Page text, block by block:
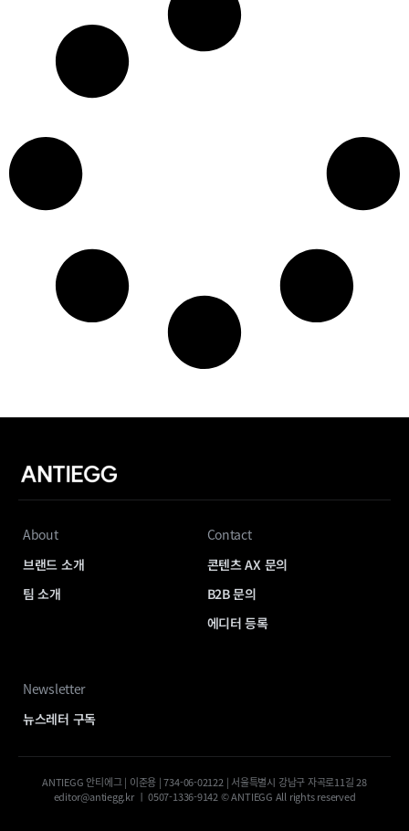
About
브랜드 소개
팀 소개
Contact
콘텐츠 AX 문의
B2B 문의
에디터 등록
Newsletter
뉴스레터 구독
ANTIEGG 안티에그 | 이준용 | 734-06-02122 | 서울특별시 강남구 자곡로11길 28
editor@antiegg.kr ㅣ 0507-1336-9142 © ANTIEGG All rights reserved